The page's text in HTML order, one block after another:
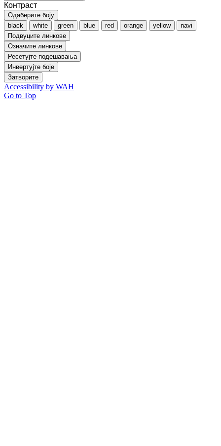
Контраст
Одаберите боју
black
white green blue red orange yellow
navi
Подвуците линкове
Означите линкове
Ресетујте подешавања
Инвертујте боје
Затворите
Accessibility by WAH
Go to Top